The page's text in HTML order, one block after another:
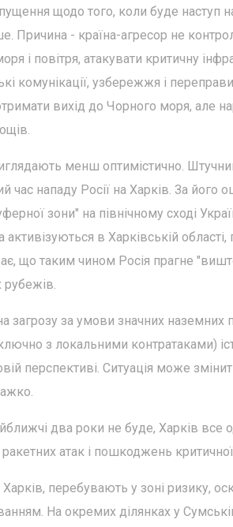
щодо того, коли буде наступ
Причина - країна-агресор не
і повітря, атакувати критичну
комунікації, узбережжя і
вихід до Чорного моря, але
менш оптимістично.
нападу Росії на Харків. За його
зони" на північному сході
в Харківській області,
що таким чином Росія прагне
рубежів.
загрозу за умови значних наземних
з локальними контратаками)
перспективі. Ситуація може
два роки не буде, Харків все
атак і пошкоджень
перебувають у зоні ризику,
На окремих ділянках у